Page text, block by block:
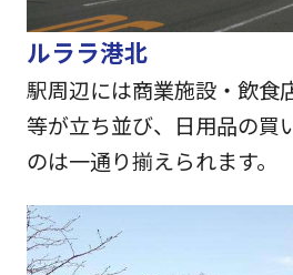
ルララ港北
駅周辺には商業施設・飲食
等が立ち並び、日用品の買
のは一通り揃えられます。